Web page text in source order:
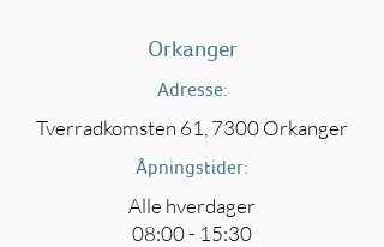
Orkanger
Adresse:
Tverradkomsten 61, 7300 Orkanger
Åpningstider:
Alle hverdager
08:00 - 15:30